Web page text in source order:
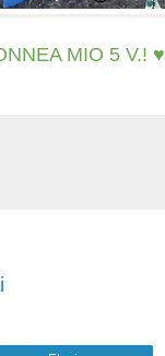
MIO 5 V.! ♥